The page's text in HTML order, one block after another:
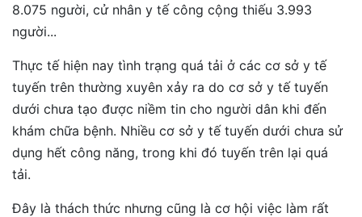
8.075 người, cử nhân y tế công cộng thiếu 3.993
người...
Thực tế hiện nay tình trạng quá tải ở các cơ sở y tế
tuyến trên thường xuyên xảy ra do cơ sở y tế tuyến
dưới chưa tạo được niềm tin cho người dân khi đến
khám chữa bệnh. Nhiều cơ sở y tế tuyến dưới chưa sử
dụng hết công năng, trong khi đó tuyến trên lại quá
tải.
Đây là thách thức nhưng cũng là cơ hội việc làm rất